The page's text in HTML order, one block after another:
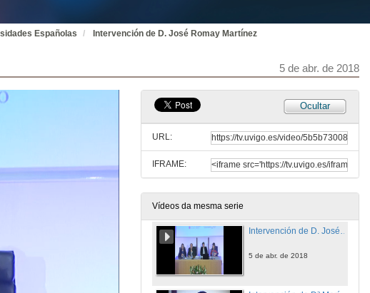
Españolas Intervención de D. José Romay Martínez
5 de abr. de 2018
Ocultar
URL:
IFRAME:
Vídeos da mesma serie
5 de abr. de 2018
Intervención de Dª Mª Teresa Conde-Pumpido Tourón
(Rolda de preguntas) Resposta da universidade ante situacións de acoso
5 de abr. de 2018
Intervención de D. José Romay Martínez
5 de abr. de 2018